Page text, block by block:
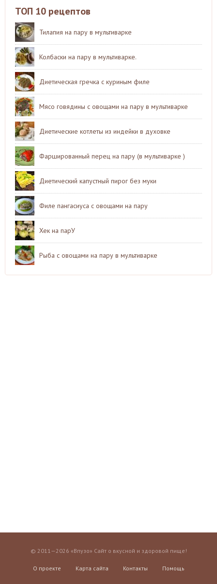
ТОП 10 рецептов
Тилапия на пару в мультиварке
Колбаски на пару в мультиварке.
Диетическая гречка с куриным филе
Мясо говядины с овощами на пару в мультиварке
Диетические котлеты из индейки в духовке
Фаршированный перец на пару (в мультиварке )
Диетический капустный пирог без муки
Филе пангасиуса с овощами на пару
Хек на парУ
Рыба с овощами на пару в мультиварке
© 2011—2026 «Впузо» Сайт о вкусной и здоровой пище!
О проекте Карта сайта Контакты Помощь